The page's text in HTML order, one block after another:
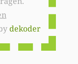
dekoder